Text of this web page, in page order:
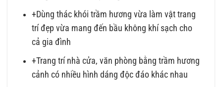
+Dùng thác khói trầm hương vừa làm vật trang
trí đẹp vừa mang đến bầu không khí sạch cho
cả gia đình
+Trang trí nhà cửa, văn phòng bằng trầm hương
cảnh có nhiều hình dáng độc đáo khác nhau